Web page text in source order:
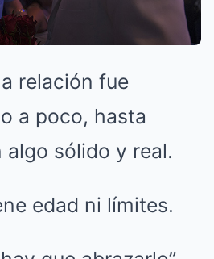
relación fue
a poco, hasta
sólido y real.
edad ni límites.